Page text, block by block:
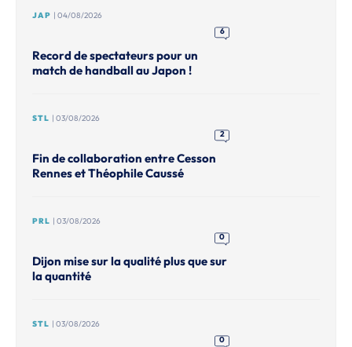
JAP | 04/08/2026
6
Record de spectateurs pour un
match de handball au Japon !
STL | 03/08/2026
2
Fin de collaboration entre Cesson
Rennes et Théophile Caussé
PRL | 03/08/2026
0
Dijon mise sur la qualité plus que sur
la quantité
STL | 03/08/2026
0